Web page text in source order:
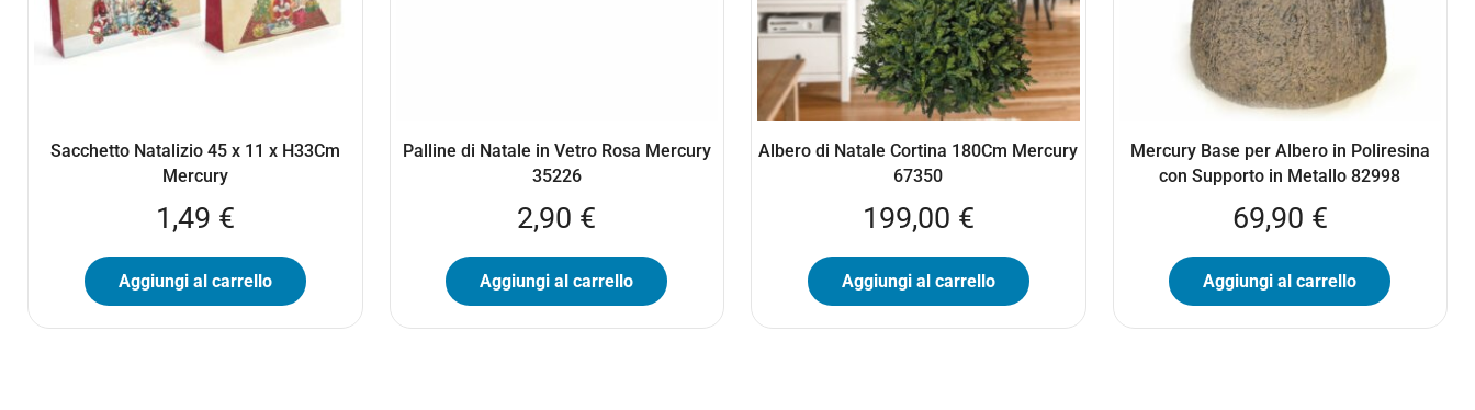
Sacchetto Natalizio 45 x 11 x H33Cm
Mercury
1,49 €
Aggiungi al carrello
Palline di Natale in Vetro Rosa Mercury
35226
2,90 €
Aggiungi al carrello
Albero di Natale Cortina 180Cm Mercury
67350
199,00 €
Aggiungi al carrello
Mercury Base per Albero in Poliresina
con Supporto in Metallo 82998
69,90 €
Aggiungi al carrello